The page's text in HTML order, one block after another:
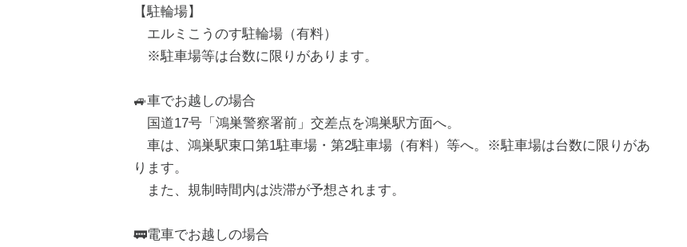
【駐輪場】
エルミこうのす駐輪場（有料）
※駐車場等は台数に限りがあります。
🚙車でお越しの場合
国道17号「鴻巣警察署前」交差点を鴻巣駅方面へ。
車は、鴻巣駅東口第1駐車場・第2駐車場（有料）等へ。※駐車場は台数に限りがあ
ります。
また、規制時間内は渋滞が予想されます。
🚃電車でお越しの場合